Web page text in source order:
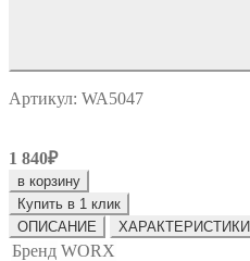
Артикул: WA5047
1 840₽
в корзину
Купить в 1 клик
ОПИСАНИЕ
ХАРАКТЕРИСТИКИ
Бренд WORX